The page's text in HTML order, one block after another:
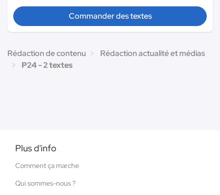
Commander des textes
Rédaction de contenu
Rédaction actualité et médias
P24 - 2 textes
Plus d'info
Comment ça marche
Qui sommes-nous ?